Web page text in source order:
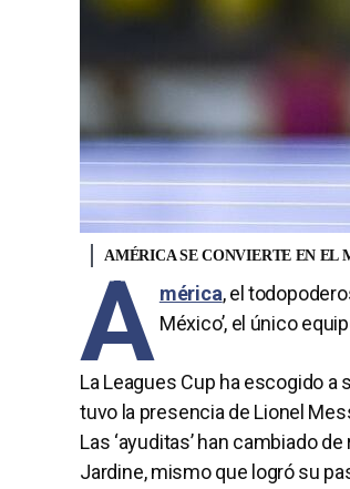
AMÉRICA SE CONVIERTE EN EL
A mérica, el
México’, el único
La Leagues Cup ha escogido a
tuvo la presencia de Lionel
Las ‘ayuditas’ han cambiado
Jardine, mismo que logró su